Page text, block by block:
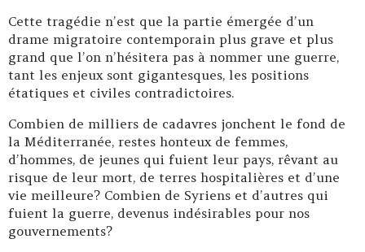
Cette tragédie n’est que la partie émergée d’un
drame migratoire contemporain plus grave et plus
grand que l’on n’hésitera pas à nommer une guerre,
tant les enjeux sont gigantesques, les positions
étatiques et civiles contradictoires.
Combien de milliers de cadavres jonchent le fond de
la Méditerranée, restes honteux de femmes,
d’hommes, de jeunes qui fuient leur pays, rêvant au
risque de leur mort, de terres hospitalières et d’une
vie meilleure? Combien de Syriens et d’autres qui
fuient la guerre, devenus indésirables pour nos
gouvernements?